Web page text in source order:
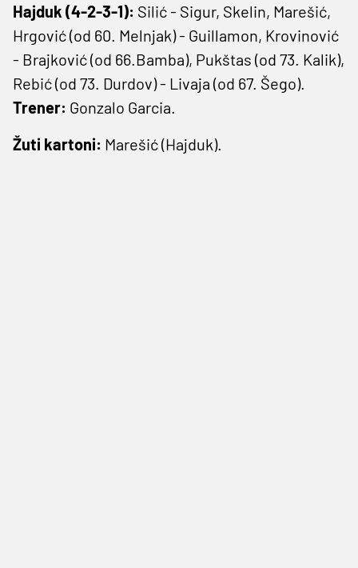
Hajduk (4-2-3-1): Silić - Sigur, Skelin, Marešić,
Hrgović (od 60. Melnjak) - Guillamon, Krovinović
- Brajković (od 66.Bamba), Pukštas (od 73. Kalik),
Rebić (od 73. Durdov) - Livaja (od 67. Šego).
Trener: Gonzalo Garcia.
Žuti kartoni: Marešić (Hajduk).